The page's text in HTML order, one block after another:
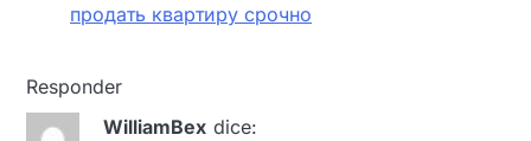
продать квартиру срочно
Responder
WilliamBex dice: